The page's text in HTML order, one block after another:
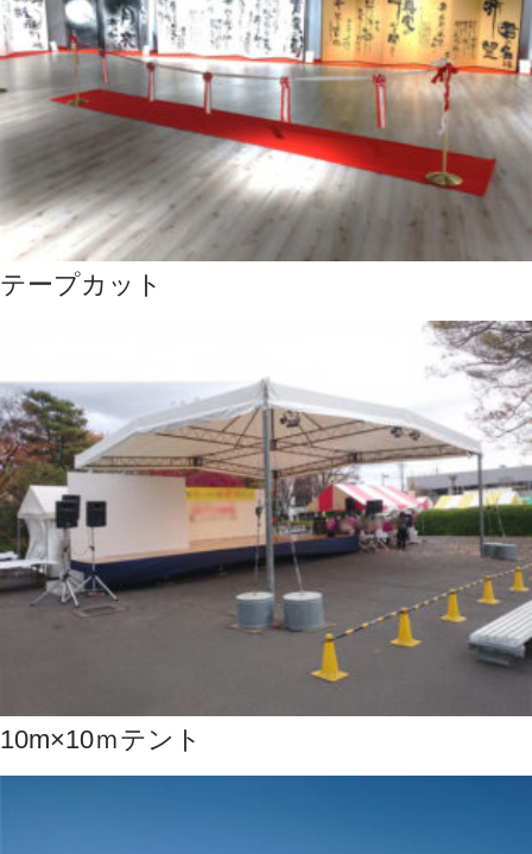
テープカット
10m×10ｍテント